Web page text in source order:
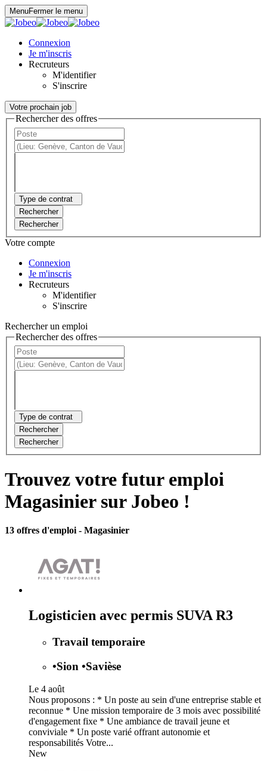
MenuFermer le menu
Connexion
Je m'inscris
Recruteurs
M'identifier
S'inscrire
Votre prochain job
Rechercher des offres
Type de contrat
Rechercher
Rechercher
Votre compte
Connexion
Je m'inscris
Recruteurs
M'identifier
S'inscrire
Rechercher un emploi
Rechercher des offres
Type de contrat
Rechercher
Rechercher
Trouvez votre futur emploi
Magasinier sur Jobeo !
13 offres d'emploi - Magasinier
Logisticien avec permis SUVA R3
Travail temporaire
•Sion •Savièse
Le 4 août
Nous proposons : * Un poste au sein d'une entreprise stable et
reconnue * Une mission temporaire de 3 mois avec possibilité
d'engagement fixe * Une ambiance de travail jeune et
conviviale * Un poste varié offrant autonomie et
responsabilités Votre...
New
Panneau de gestion des cookies